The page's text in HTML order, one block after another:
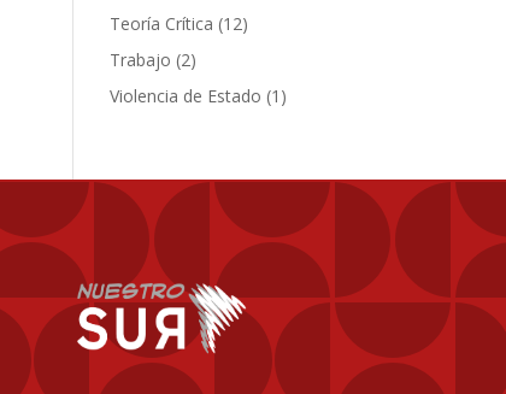
Teoría Crítica 1212
Trabajo 22
productos
Violencia de Estado 1 1